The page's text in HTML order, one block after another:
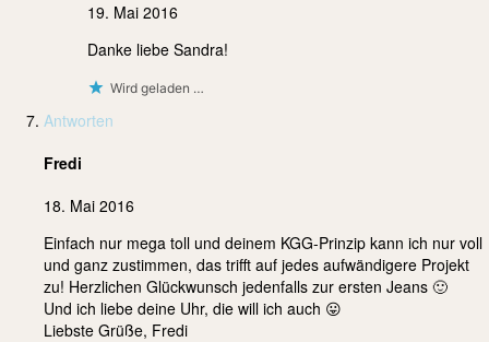
19. Mai 2016
Danke liebe Sandra!
Wird geladen …
Antworten
Fredi
18. Mai 2016
Einfach nur mega toll und deinem KGG-Prinzip kann ich nur voll
und ganz zustimmen, das trifft auf jedes aufwändigere Projekt
zu! Herzlichen Glückwunsch jedenfalls zur ersten Jeans 🙂
Und ich liebe deine Uhr, die will ich auch 😛
Liebste Grüße, Fredi